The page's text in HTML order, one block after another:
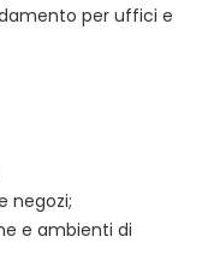
per uffici e
negozi;
e ambienti di